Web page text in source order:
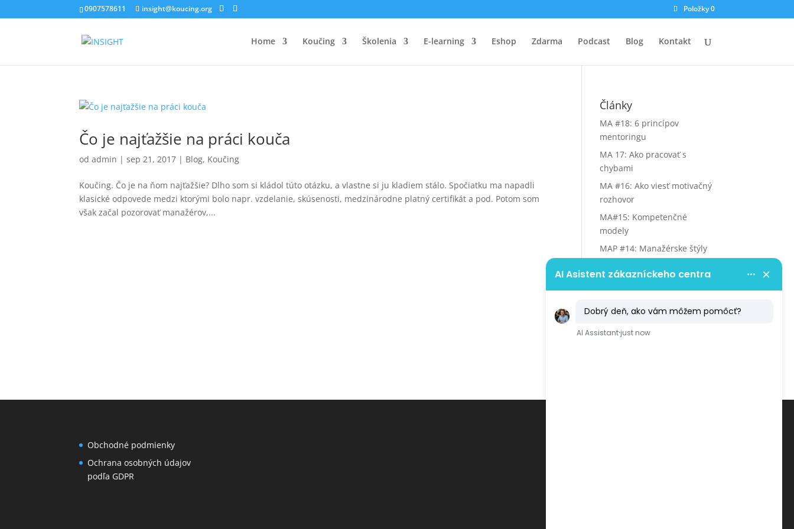
0907578611 insight@koucing.org Položky 0
Home Koučing Školenia E-learning Eshop Zdarma Podcast Blog Kontakt
Čo je najťažšie na práci kouča
odadmin |sep 21, 2017 | Blog, Koučing
Koučing. Čo je na ňom najťažšie? Dlho som si kládol túto otázku, a vlastne si ju kladiem stálo. Spočiatku ma napadli
klasické odpovede medzi ktorými bolo napr. vzdelanie, skúsenosti, medzinárodne platný certifikát a pod. Potom som
však začal pozorovať manažérov,...
Články
MA #18: 6 princípov
mentoringu
MA 17: Ako pracovať s
chybami
MA #16: Ako viesť motivačný
rozhovor
MA#15: Kompetenčné
modely
MAP #14: Manažérske štýly
riadenia
MAP #13: Prekliatie
mikromanagementu
MA #12: Spätná väzba
Free ebook
Obchodné podmienky
Ochrana osobných údajov
podľa GDPR